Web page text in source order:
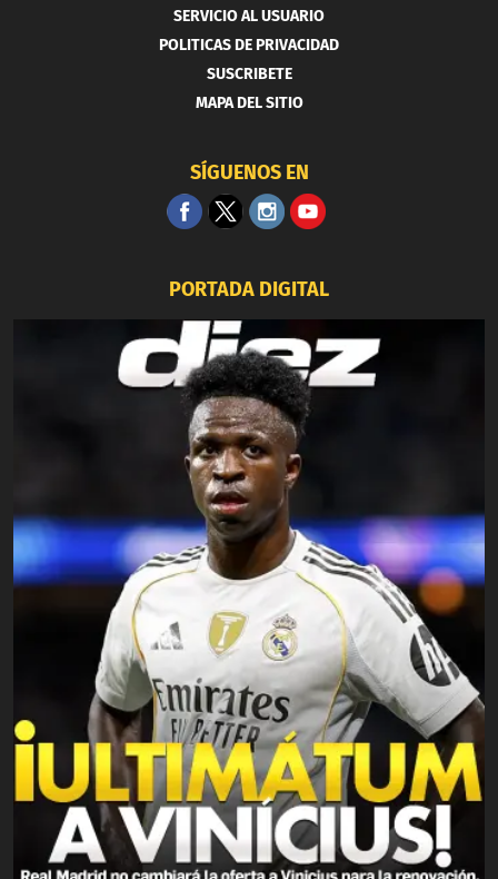
SERVICIO AL USUARIO
POLITICAS DE PRIVACIDAD
SUSCRIBETE
MAPA DEL SITIO
SÍGUENOS EN
PORTADA DIGITAL